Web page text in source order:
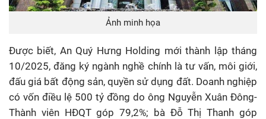
Ảnh minh họa
Được biết, An Quý Hưng Holding mới thành lập tháng
10/2025, đăng ký ngành nghề chính là tư vấn, môi giới,
đấu giá bất động sản, quyền sử dụng đất. Doanh nghiệp
có vốn điều lệ 500 tỷ đồng do ông Nguyễn Xuân Đông-
Thành viên HĐQT góp 79,2%; bà Đỗ Thị Thanh góp